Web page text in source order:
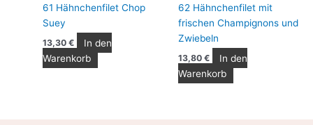
61 Hähnchenfilet Chop
Suey
13,30€
In den
Warenkorb
62 Hähnchenfilet mit
frischen Champignons und
Zwiebeln
13,80 €
In den
Warenkorb